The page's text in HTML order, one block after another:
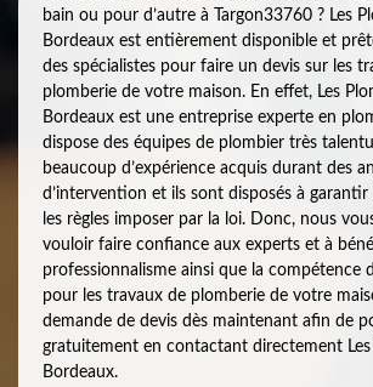
bain ou pour d’autre à Targon33760 ? Les
Bordeaux est entièrement disponible et
des spécialistes pour faire un devis sur les
plomberie de votre maison. En effet, Les
Bordeaux est une entreprise experte en
dispose des équipes de plombier très
beaucoup d’expérience acquis durant des
d’intervention et ils sont disposés à garantir
les règles imposer par la loi. Donc, nous
vouloir faire confiance aux experts et à
professionnalisme ainsi que la compétence
pour les travaux de plomberie de votre
demande de devis dès maintenant afin de
gratuitement en contactant directement Les
Bordeaux.